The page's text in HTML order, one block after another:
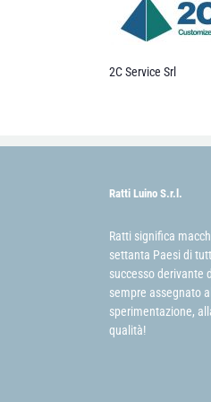
2C Service Srl
Ratti Luino S.r.l.
Ratti significa
settanta Paesi di
successo derivante
sempre assegnato
sperimentazione,
qualità!